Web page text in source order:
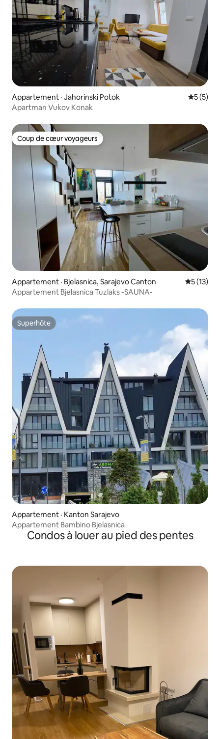
Appartement · Jahorinski Potok Note
5 (5)
Apartman Vukov Konak
Coup de cœur voyageurs
Coup de cœur voyageurs
Appartement · Bjelasnica, Sarajevo Canton Note
5 (13)
Appartement Bjelasnica Tuzlaks -SAUNA-
Superhôte
Superhôte
Appartement · Kanton Sarajevo
Appartement Bambino Bjelasnica
Condos à louer au pied des pentes